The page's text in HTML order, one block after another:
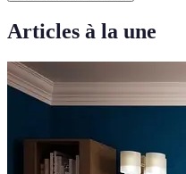
Articles à la une